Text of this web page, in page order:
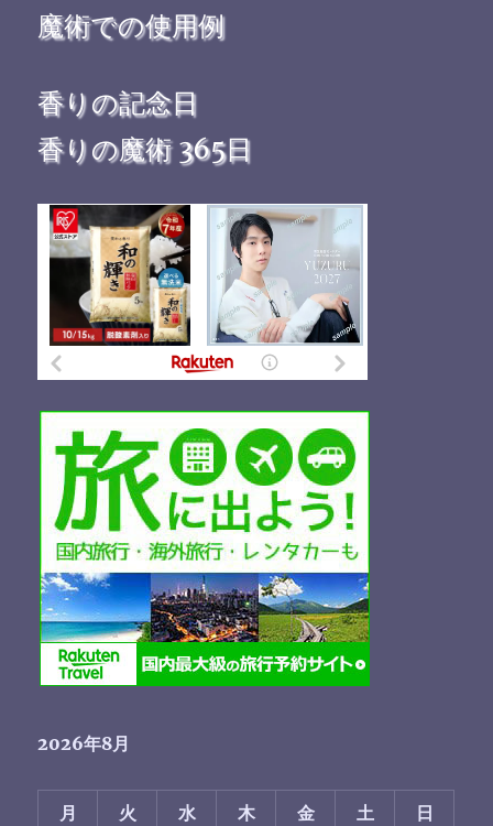
魔術での使用例
香りの記念日
香りの魔術 365日
2026年8月
月 火 水 木 金 土 日